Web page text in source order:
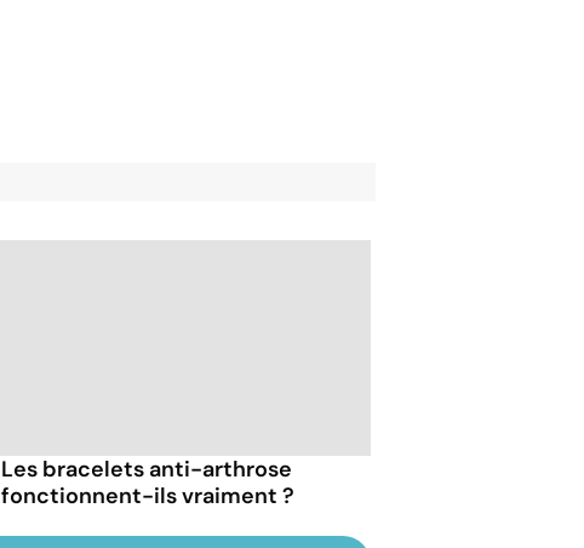
Les bracelets anti-arthrose
fonctionnent-ils vraiment ?